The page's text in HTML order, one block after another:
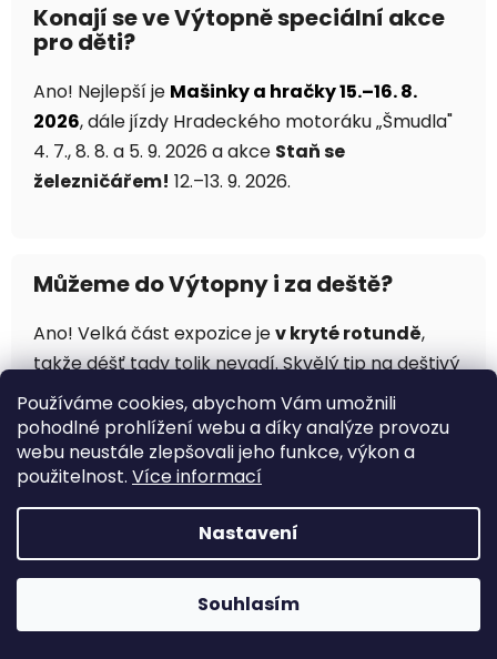
Používáme cookies, abychom Vám umožnili
pohodlné prohlížení webu a díky analýze provozu
webu neustále zlepšovali jeho funkce, výkon a
použitelnost. Více informací
Nastavení
Souhlasím
Konají se ve Výtopně speciální akce
pro děti?
Ano! Nejlepší je Mašinky a hračky 15.–16. 8.
2026, dále jízdy Hradeckého motoráku „Šmudla"
4. 7., 8. 8. a 5. 9. 2026 a akce Staň se
železničářem! 12.–13. 9. 2026.
Můžeme do Výtopny i za deště?
Ano! Velká část expozice jev kryté rotundě,
takže déšť tady tolik nevadí. Skvělý tip na deštivý
den.
Související články na našem webu
Výtopna Jaroměř 2026 – akce a jízdy
motorákem– kalendář všech termínů
Mašinky a hračky 15.–16. 8. 2026
srpnová akce pro rodiny